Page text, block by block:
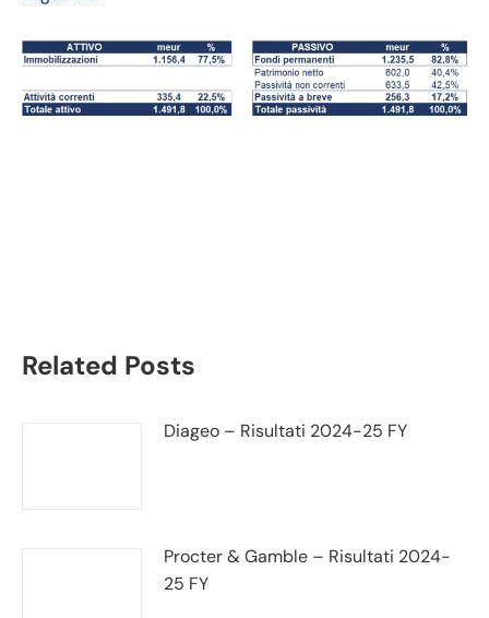
Related Posts
Diageo – Risultati 2024-25 FY
Procter & Gamble – Risultati 2024-
25 FY